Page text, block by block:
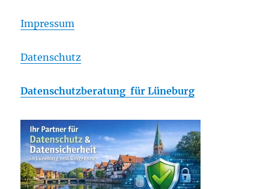
Impressum
Datenschutz
Datenschutzberatung für Lüneburg